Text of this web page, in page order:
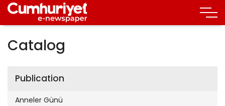
Catalog
Publication
Anneler Günü